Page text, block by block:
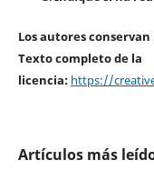
Los autores
Texto completo de la
licencia: https://
Artículos más